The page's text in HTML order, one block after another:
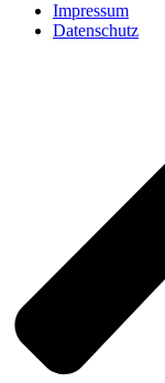
Impressum
Datenschutz